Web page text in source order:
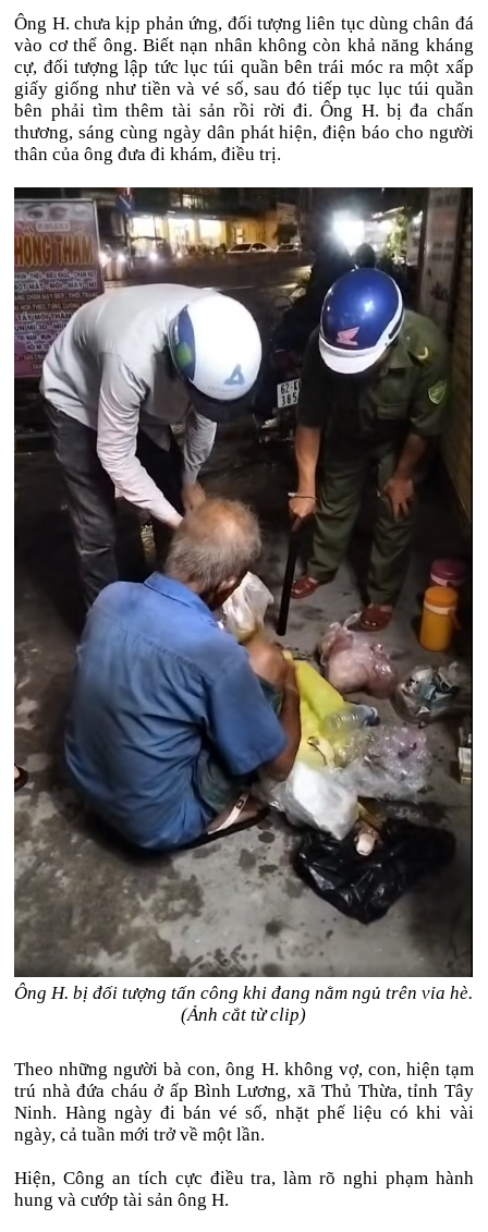
Ông H. chưa kịp phản ứng, đối tượng liên tục dùng chân đá
vào cơ thể ông. Biết nạn nhân không còn khả năng kháng
cự, đối tượng lập tức lục túi quần bên trái móc ra một xấp
giấy giống như tiền và vé số, sau đó tiếp tục lục túi quần
bên phải tìm thêm tài sản rồi rời đi. Ông H. bị đa chấn
thương, sáng cùng ngày dân phát hiện, điện báo cho người
thân của ông đưa đi khám, điều trị.
Ông H. bị đối tượng tấn công khi đang nằm ngủ trên vỉa hè.
(Ảnh cắt từ clip)
Theo những người bà con, ông H. không vợ, con, hiện tạm
trú nhà đứa cháu ở ấp Bình Lương, xã Thủ Thừa, tỉnh Tây
Ninh. Hàng ngày đi bán vé số, nhặt phế liệu có khi vài
ngày, cả tuần mới trở về một lần.
Hiện, Công an tích cực điều tra, làm rõ nghi phạm hành
hung và cướp tài sản ông H.